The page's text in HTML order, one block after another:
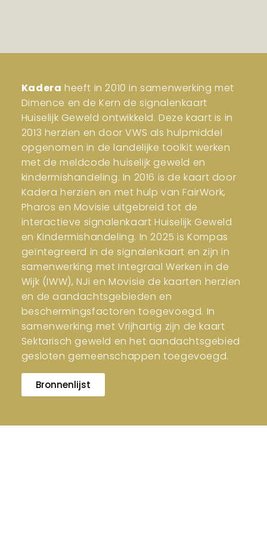
Kadera heeft in 2010 in samenwerking met
Dimence en de Kern de signalenkaart
Huiselijk Geweld ontwikkeld. Deze kaart is in
2013 herzien en door VWS als hulpmiddel
opgenomen in de landelijke toolkit werken
met de meldcode huiselijk geweld en
kindermishandeling. In 2016 is de kaart door
Kadera herzien en met hulp van FairWork,
Pharos en Movisie uitgebreid tot de
interactieve signalenkaart Huiselijk Geweld
en Kindermishandeling. In 2025 is Kompas
geïntegreerd in de signalenkaart en zijn in
samenwerking met Integraal Werken in de
Wijk (IWW), NJi en Movisie de kaarten herzien
en de aandachtsgebieden en
beschermingsfactoren toegevoegd. In
samenwerking met Vrijhartig zijn de kaart
Sektarisch geweld en het aandachtsgebied
gesloten gemeenschappen toegevoegd.
Bronnenlijst